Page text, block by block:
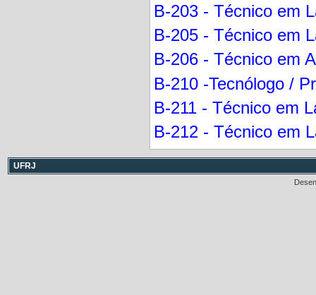
B-203 - Técnico em
B-205 - Técnico em
B-206 - Técnico em
B-210 -Tecnólogo /
B-211 - Técnico em
B-212 - Técnico em
UFRJ